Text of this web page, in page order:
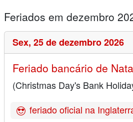
Feriados em dezembro
Sex, 25 de dezembro 2026
Feriado bancário de
(Christmas Day's Bank
feriado oficial na